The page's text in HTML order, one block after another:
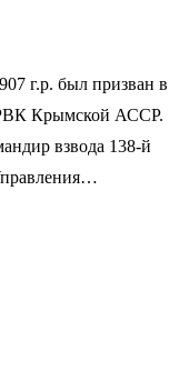
г.р. был призван в
Крымской АССР.
взвода 138-й